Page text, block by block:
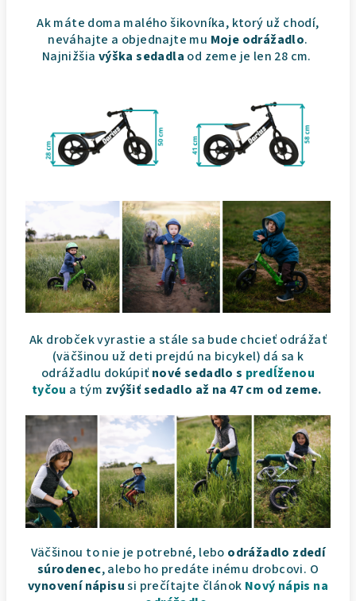
Ak máte doma malého šikovníka, ktorý už chodí,
neváhajte a objednajte mu Moje odrážadlo.
Najnižšia výška sedadla od zeme je len 28 cm.
Ak drobček vyrastie a stále sa bude chcieť odrážať
(väčšinou už deti prejdú na bicykel) dá sa k
odrážadlu dokúpiťnové sedadlo s predĺženou
tyčou a tým zvýšiť sedadlo až na 47 cm od zeme.
Väčšinou to nie je potrebné, lebo odrážadlo zdedí
súrodenec, alebo ho predáte inému drobcovi. O
vynovení nápisusi prečítajte článok Nový nápis na